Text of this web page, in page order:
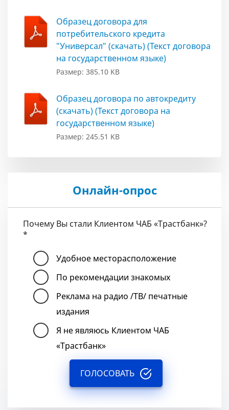
Образец договора для
потребительского кредита
"Универсал" (скачать) (Текст договора
на государственном языке)
Размер: 385.10 KB
Образец договора по автокредиту
(скачать) (Текст договора на
государственном языке)
Размер: 245.51 KB
Онлайн-опрос
Почему Вы стали Клиентом ЧАБ «Трастбанк»?
*
Удобное месторасположение
По рекомендации знакомых
Реклама на радио /ТВ/ печатные
издания
Я не являюсь Клиентом ЧАБ
«Трастбанк»
ГОЛОСОВАТЬ